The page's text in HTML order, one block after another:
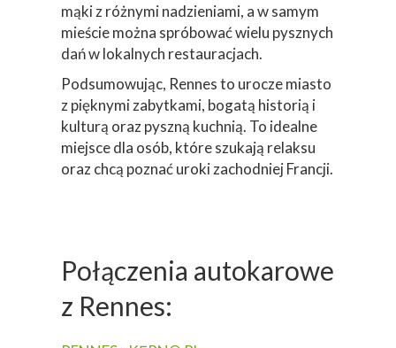
mąki z różnymi nadzieniami, a w samym
mieście można spróbować wielu pysznych
dań w lokalnych restauracjach.
Podsumowując, Rennes to urocze miasto
z pięknymi zabytkami, bogatą historią i
kulturą oraz pyszną kuchnią. To idealne
miejsce dla osób, które szukają relaksu
oraz chcą poznać uroki zachodniej Francji.
Połączenia autokarowe
z Rennes: